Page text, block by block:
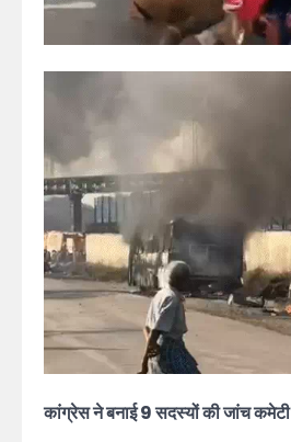
कांग्रेस ने बनाई 9 सदस्यों की जांच कमेटी